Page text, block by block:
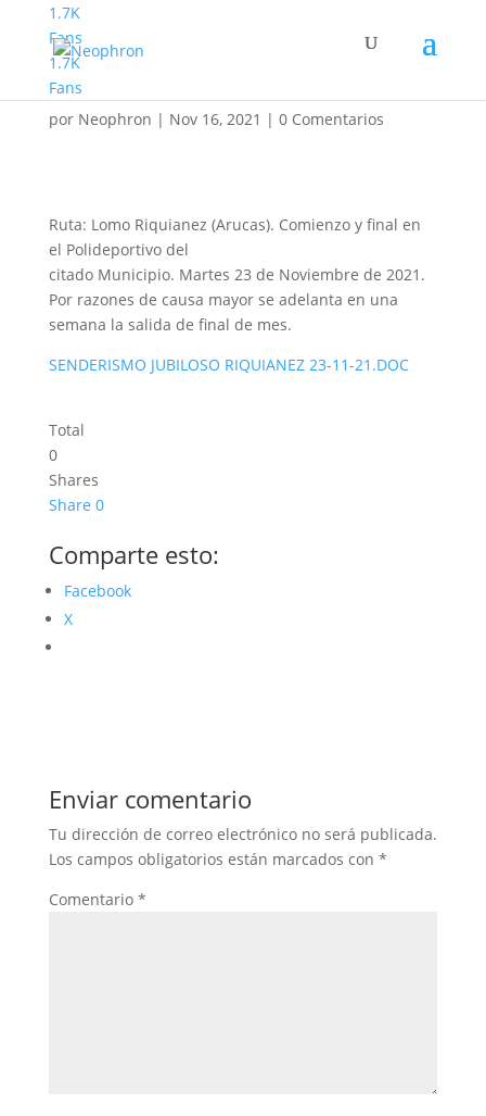
1.7K
Fans
1.7K
Fans
Jubilosos Lomo Riquianez
por Neophron | Nov 16, 2021 | 0 Comentarios
Ruta: Lomo Riquianez (Arucas). Comienzo y final en
el Polideportivo del
citado Municipio. Martes 23 de Noviembre de 2021.
Por razones de causa mayor se adelanta en una
semana la salida de final de mes.
SENDERISMO JUBILOSO RIQUIANEZ 23-11-21.DOC
Total
0
Shares
Share 0
Comparte esto:
Facebook
X
Enviar comentario
Tu dirección de correo electrónico no será publicada.
Los campos obligatorios están marcados con *
Comentario *